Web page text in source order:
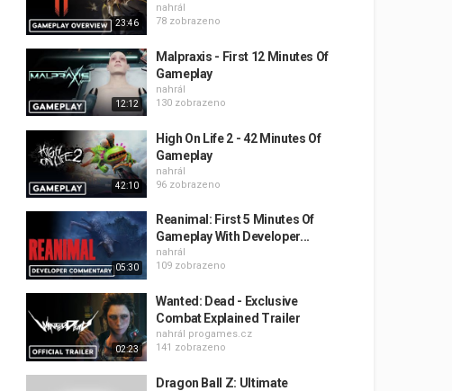
23:46
nahrál
78 zobrazeno
12:12
Malpraxis - First 12 Minutes Of
Gameplay
nahrál
130 zobrazeno
42:10
High On Life 2 - 42 Minutes Of
Gameplay
nahrál
96 zobrazeno
05:30
Reanimal: First 5 Minutes Of
Gameplay With Developer...
nahrál
109 zobrazeno
02:23
Wanted: Dead - Exclusive
Combat Explained Trailer
nahrál progames.cz
141 zobrazeno
Dragon Ball Z: Ultimate